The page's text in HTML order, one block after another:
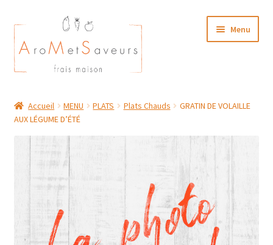
Aller
à
la
navigation
Aller
au
contenu
Menu
Plat du Jour/ Menu Week end
NOS BOUTIQUES
MON COMPTE
Accueil MENU PLATS Plats Chauds
GRATIN DE VOLAILLE
AUX LÉGUME D’ÉTÉ